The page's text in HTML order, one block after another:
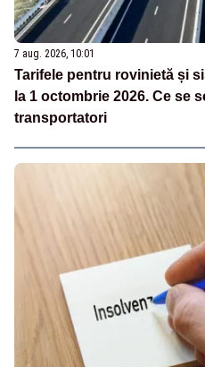
7 aug. 2026, 10:01
Tarifele pentru rovinietă și
la 1 octombrie 2026. Ce se
transportatori